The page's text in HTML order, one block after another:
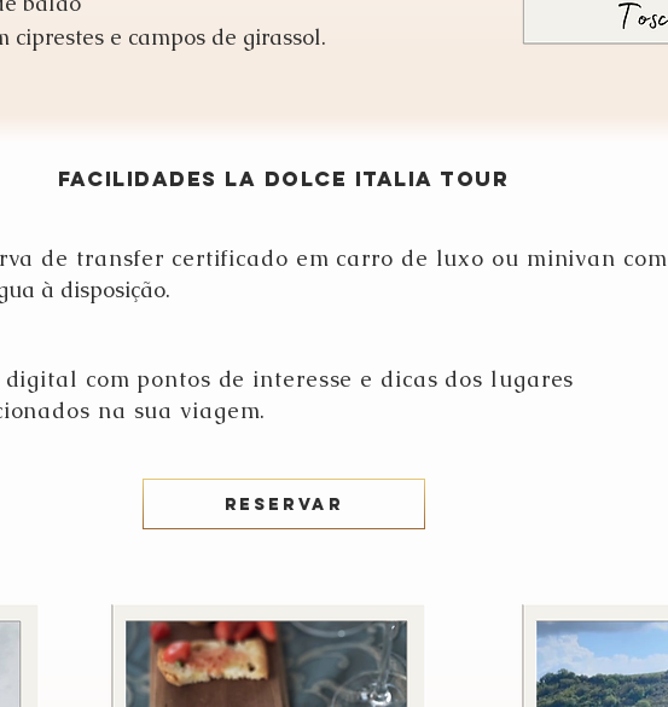
e campos de girassol.
Facilidades LA DOLCE ITALIA TOUR
de transfer certificado em carro de luxo ou minivan com
à disposição.
com pontos de interesse e dicas dos lugares
na sua viagem.
RESERVAR